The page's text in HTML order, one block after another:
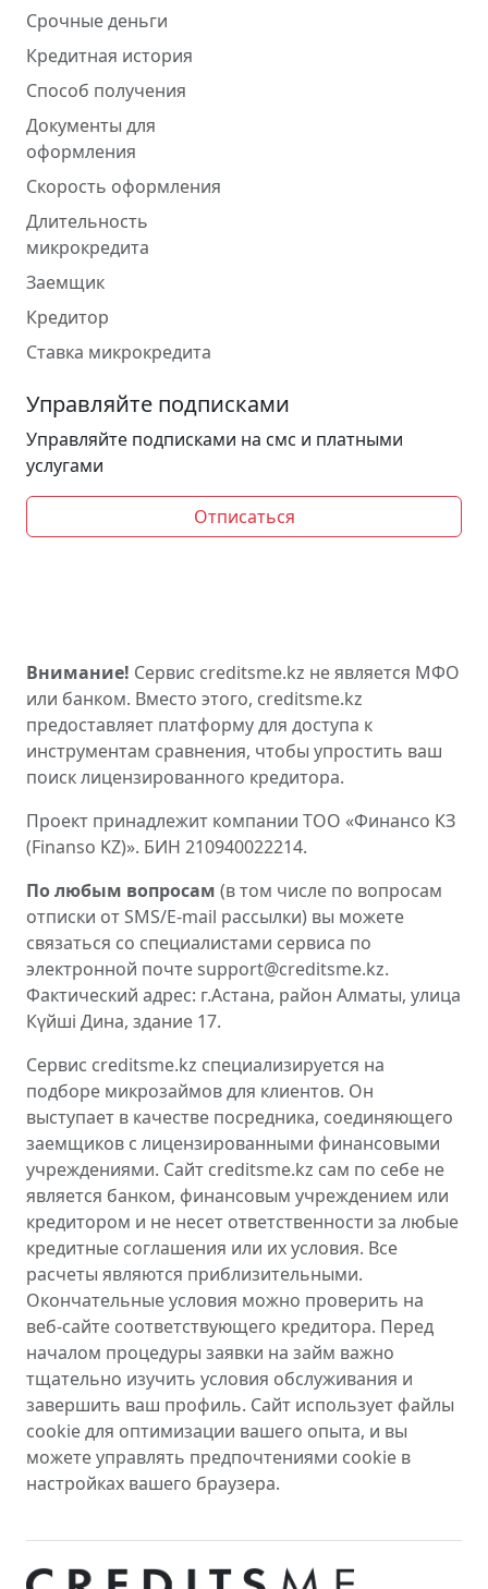
Срочные деньги
Кредитная история
Способ получения
Документы для
оформления
Скорость оформления
Длительность
микрокредита
Заемщик
Кредитор
Ставка микрокредита
Управляйте подписками
Управляйте подписками на смс и платными
услугами
Отписаться
Внимание! Сервис creditsme.kz не является МФО
или банком. Вместо этого, creditsme.kz
предоставляет платформу для доступа к
инструментам сравнения, чтобы упростить ваш
поиск лицензированного кредитора.
Проект принадлежит компании ТОО «Финансо КЗ
(Finanso KZ)». БИН 210940022214.
По любым вопросам (в том числе по вопросам
отписки от SMS/E-mail рассылки) вы можете
связаться со специалистами сервиса по
электронной почте support@creditsme.kz.
Фактический адрес: г.Астана, район Алматы, улица
Күйші Дина, здание 17.
Сервис creditsme.kz специализируется на
подборе микрозаймов для клиентов. Он
выступает в качестве посредника, соединяющего
заемщиков с лицензированными финансовыми
учреждениями. Сайт creditsme.kz сам по себе не
является банком, финансовым учреждением или
кредитором и не несет ответственности за любые
кредитные соглашения или их условия. Все
расчеты являются приблизительными.
Окончательные условия можно проверить на
веб-сайте соответствующего кредитора. Перед
началом процедуры заявки на займ важно
тщательно изучить условия обслуживания и
завершить ваш профиль. Сайт использует файлы
cookie для оптимизации вашего опыта, и вы
можете управлять предпочтениями cookie в
настройках вашего браузера.